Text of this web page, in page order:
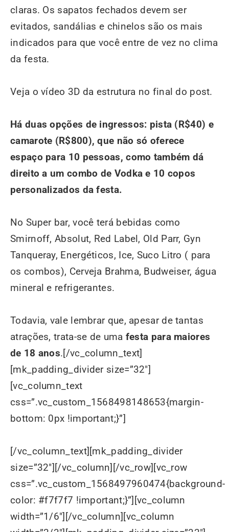
claras. Os sapatos fechados devem ser
evitados, sandálias e chinelos são os mais
indicados para que você entre de vez no clima
da festa.
Veja o vídeo 3D da estrutura no final do post.
Há duas opções de ingressos: pista (R$40) e
camarote (R$800), que não só oferece
espaço para 10 pessoas, como também dá
direito a um combo de Vodka e 10 copos
personalizados da festa.
No Super bar, você terá bebidas como
Smirnoff, Absolut, Red Label, Old Parr, Gyn
Tanqueray, Energéticos, Ice, Suco Litro ( para
os combos), Cerveja Brahma, Budweiser, água
mineral e refrigerantes.
Todavia, vale lembrar que, apesar de tantas
atrações, trata-se de uma festa para maiores
de 18 anos.[/vc_column_text]
[mk_padding_divider size=”32″]
[vc_column_text
css=”.vc_custom_1568498148653{margin-
bottom: 0px !important;}”]
[/vc_column_text][mk_padding_divider
size=”32″][/vc_column][/vc_row][vc_row
css=”.vc_custom_1568497960474{background-
color: #f7f7f7 !important;}”][vc_column
width=”1/6″][/vc_column][vc_column